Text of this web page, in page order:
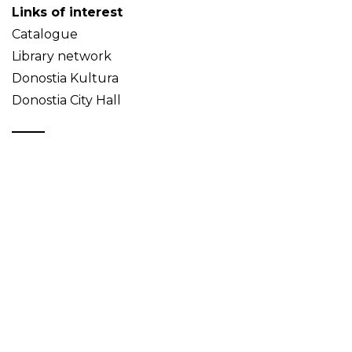
Links of interest
Catalogue
Library network
Donostia Kultura
Donostia City Hall